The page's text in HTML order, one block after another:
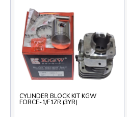
CYLINDER BLOCK KIT KGW
FORCE-1/F1ZR (3YR)